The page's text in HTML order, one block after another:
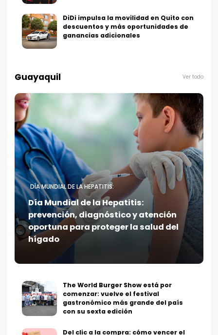
DiDi impulsa la movilidad en Quito con
descuentos y más oportunidades de
ganancias adicionales
Guayaquil Ver todo
DÍA MUNDIAL DE LA HEPATITIS:
Día Mundial de la Hepatitis:
prevención, diagnóstico y atención
oportuna para proteger la salud del
hígado
The World Burger Show está por
comenzar: vuelve el festival
gastronómico más grande del país
con su sexta edición
Del clic a la compra: cómo vencer el